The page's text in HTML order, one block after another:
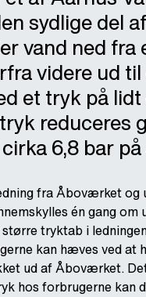
sydlige del
vand ned fra
videre ud
et tryk på lidt
reduceres
6,8 bar
fra Åboværket
én gang om
tryktab i
kan hæves ved at
ud af Åboværket.
hos forbrugerne kan